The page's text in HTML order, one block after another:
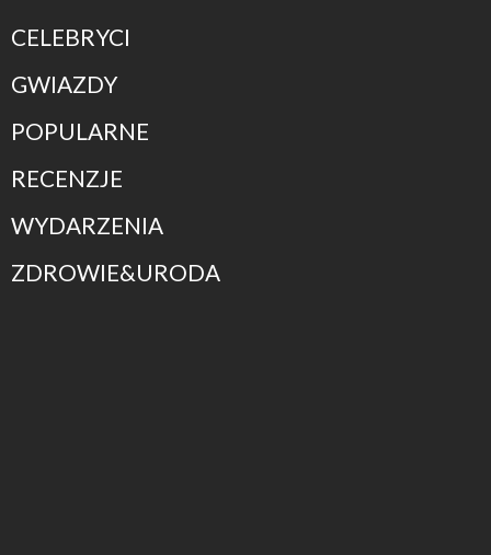
CELEBRYCI
GWIAZDY
POPULARNE
RECENZJE
WYDARZENIA
ZDROWIE&URODA